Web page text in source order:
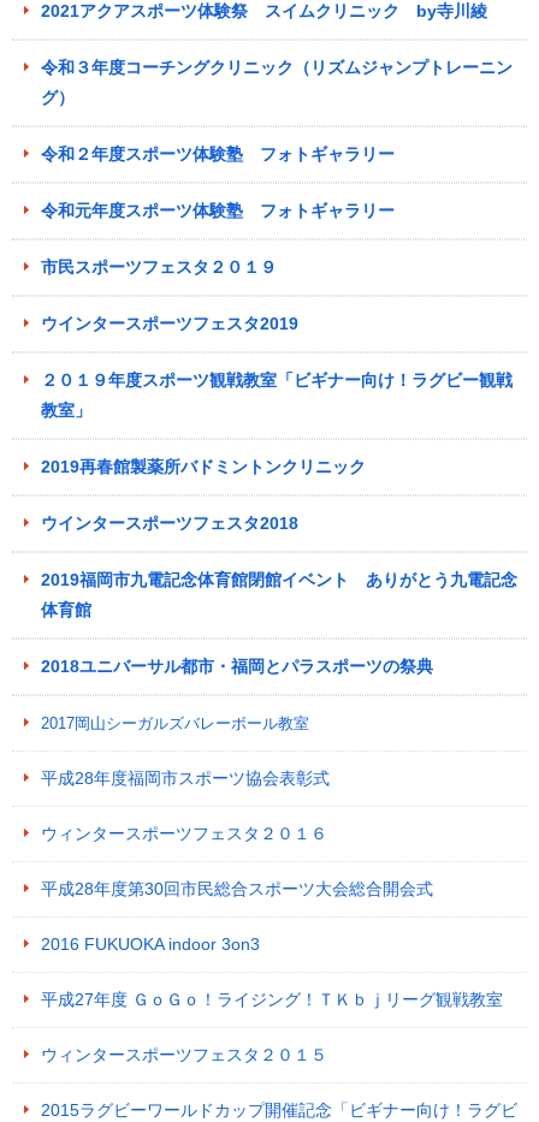
2021アクアスポーツ体験祭 スイムクリニック by寺川綾
令和３年度コーチングクリニック（リズムジャンプトレーニン
グ）
令和２年度スポーツ体験塾 フォトギャラリー
令和元年度スポーツ体験塾 フォトギャラリー
市民スポーツフェスタ２０１９
ウインタースポーツフェスタ2019
２０１９年度スポーツ観戦教室「ビギナー向け！ラグビー観戦
教室」
2019再春館製薬所バドミントンクリニック
ウインタースポーツフェスタ2018
2019福岡市九電記念体育館閉館イベント ありがとう九電記念
体育館
2018ユニバーサル都市・福岡とパラスポーツの祭典
2017岡山シーガルズバレーボール教室
平成28年度福岡市スポーツ協会表彰式
ウィンタースポーツフェスタ２０１６
平成28年度第30回市民総合スポーツ大会総合開会式
2016 FUKUOKA indoor 3on3
平成27年度 ＧｏＧｏ！ライジング！ＴＫｂｊリーグ観戦教室
ウィンタースポーツフェスタ２０１５
2015ラグビーワールドカップ開催記念「ビギナー向け！ラグビ